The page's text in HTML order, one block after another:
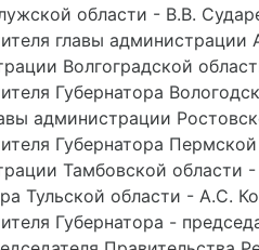
области - В.В.
главы
Волгоградской
Губернатора
администрации
Губернатора
Тамбовской области
Тульской области - А.С.
Губернатора -